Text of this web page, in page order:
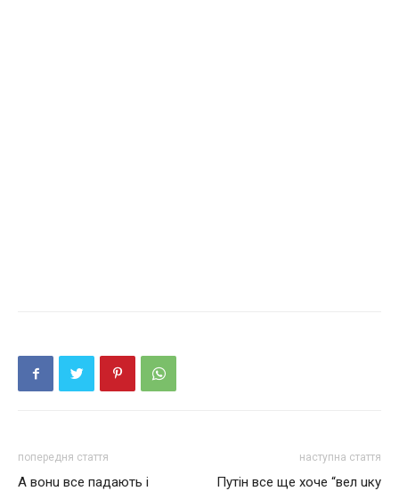
попередня стаття
А вoнu всe пaдaють i
наступна стаття
Путiн всe щe хочe “вeл uку